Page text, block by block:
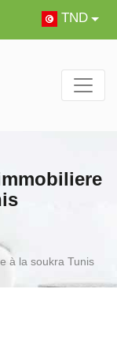
TND
à la soukra Tunis